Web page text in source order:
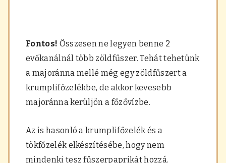
Fontos! Összesen ne legyen benne 2
evőkanálnál több zöldfűszer. Tehát tehetünk
a majoránna mellé még egy zöldfűszert a
krumplifőzelékbe, de akkor kevesebb
majoránna kerüljön a főzővízbe.
Az is hasonló a krumplifőzelék és a
tökfőzelék elkészítésébe, hogy nem
mindenki tesz fűszerpaprikát hozzá.